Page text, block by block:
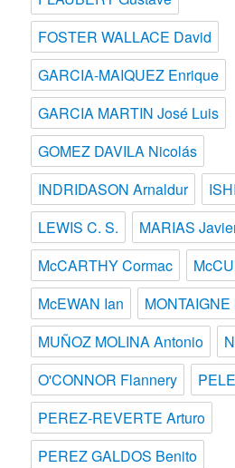
FOSTER WALLACE David
GARCIA-MAIQUEZ Enrique
GARCIA MARTIN José Luis
GOMEZ DAVILA Nicolás
INDRIDASON Arnaldur
LEWIS C. S.
MARIAS
McCARTHY Cormac
McEWAN Ian
MUÑOZ MOLINA Antonio
O'CONNOR Flannery
PEREZ-REVERTE Arturo
PEREZ GALDOS Benito